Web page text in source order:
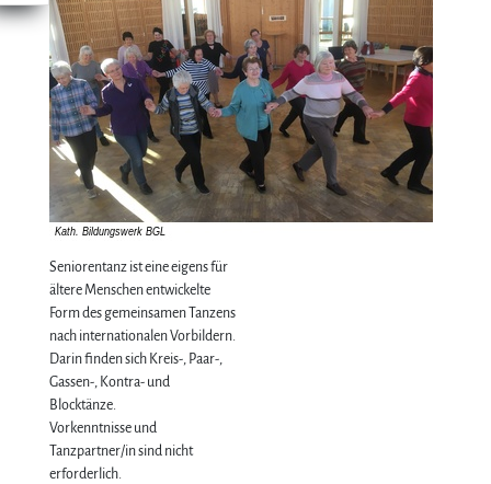
Seniorentanz ist eine eigens für
ältere Menschen entwickelte
Form des gemeinsamen Tanzens
nach internationalen Vorbildern.
Darin finden sich Kreis-, Paar-,
Gassen-, Kontra- und
Blocktänze.
Vorkenntnisse und
Tanzpartner/in sind nicht
erforderlich.